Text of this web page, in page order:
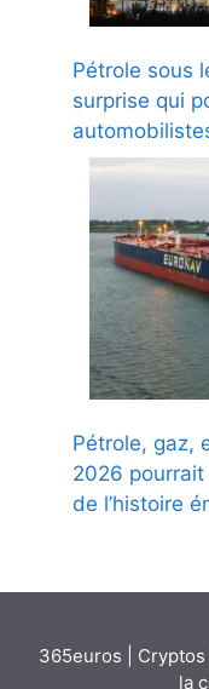
Pétrole sous
surprise qui
Pétrole, gaz,
2026
de l’histoire
365euros Cryptos
la